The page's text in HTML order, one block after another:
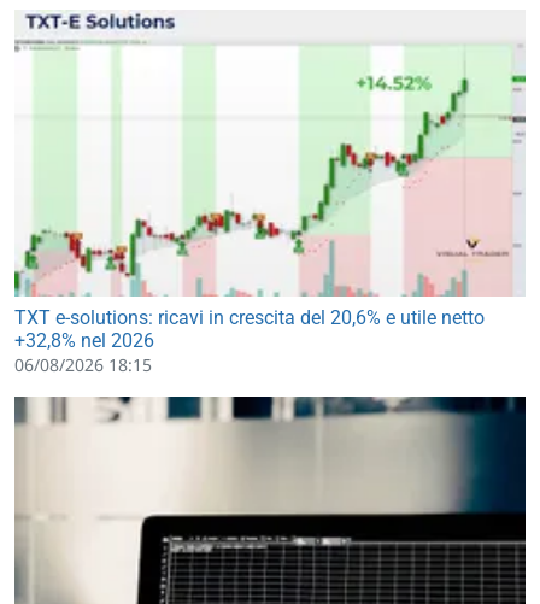
TXT e-solutions: ricavi in crescita del 20,6% e utile netto
+32,8% nel 2026
06/08/2026 18:15